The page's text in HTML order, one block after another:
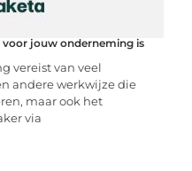
jouw onderneming is
vereist van veel
andere werkwijze die
maar ook het
via